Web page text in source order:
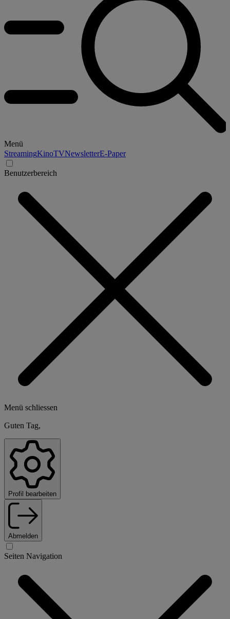
Menü
StreamingKinoTVNewsletterE-Paper
Benutzerbereich
Menü schliessen
Guten Tag,
Profil bearbeiten
Abmelden
Seiten Navigation